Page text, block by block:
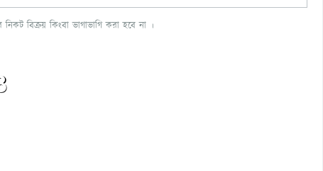
বিক্রয় কিংবা ভাগাভাগি করা হবে না ।